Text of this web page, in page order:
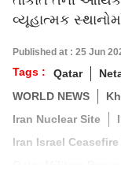
વ્યૂહાત્મક
Published at : 25 Jun
Tags : Qatar
WORLD NEWS
Iran Nuclear Site
Iran Israel